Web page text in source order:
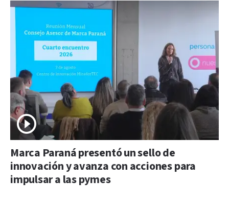
Marca Paraná presentó un sello de
innovación y avanza con acciones para
impulsar a las pymes